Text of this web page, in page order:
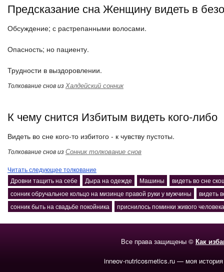
Предсказание сна Женщину видеть в
Обсуждение; с растрепанными волосами.
Опасность; но пациенту.
Трудности в выздоровлении.
Толкование снов изХалдейский сонник
К чему снится Избитым видеть кого-либо
Видеть во сне кого-то избитого - к чувству пустоты.
Толкование снов изСонник толкование снов
Читать следующее толкование
Дровни тащить на себе
Дыра на одежде Машины
видеть во сне
сонник обручальное кольцо на мизинце правой руки у мужчины
видеть
сонник быть на свадьбе покойника
приснилось поминки живого человека
Все права защищены © Как
inneov-nutricosmetics.ru — моя